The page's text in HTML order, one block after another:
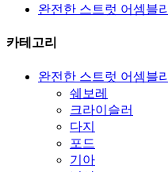
완전한 스트럿 어셈블리
카테고리
완전한 스트럿 어셈블리
쉐보레
크라이슬러
다지
포드
기아